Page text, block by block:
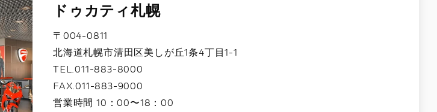
ドゥカティ札幌
〒004-0811
北海道札幌市清田区美しが丘1条4丁目1-1
TEL.011-883-8000
FAX.011-883-9000
営業時間 10：00〜18：00